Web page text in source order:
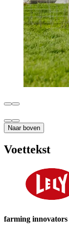
Naar boven
Voettekst
farming innovators